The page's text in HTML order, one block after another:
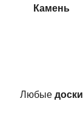
Камень
Любыедоски